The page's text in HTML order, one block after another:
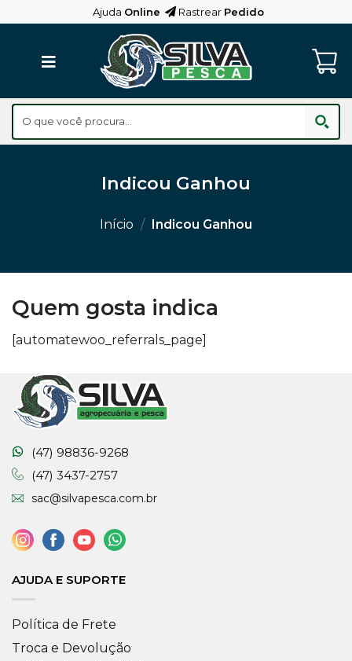
Ajuda Online Rastrear Pedido
Indicou Ganhou
Início / Indicou Ganhou
Quem gosta indica
[automatewoo_referrals_page]
(47) 98836-9268
(47) 3437-2757
sac@silvapesca.com.br
AJUDA E SUPORTE
Política de Frete
Troca e Devolução